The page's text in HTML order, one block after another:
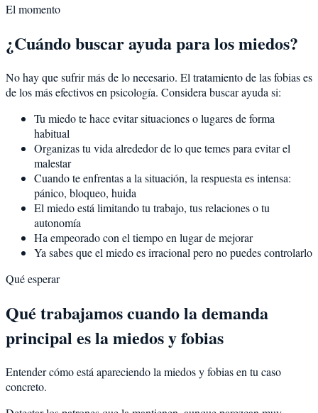
El momento
¿Cuándo buscar ayuda para los miedos?
No hay que sufrir más de lo necesario. El tratamiento de las fobias es
de los más efectivos en psicología. Considera buscar ayuda si:
Tu miedo te hace evitar situaciones o lugares de forma
habitual
Organizas tu vida alrededor de lo que temes para evitar el
malestar
Cuando te enfrentas a la situación, la respuesta es intensa:
pánico, bloqueo, huida
El miedo está limitando tu trabajo, tus relaciones o tu
autonomía
Ha empeorado con el tiempo en lugar de mejorar
Ya sabes que el miedo es irracional pero no puedes controlarlo
Qué esperar
Qué trabajamos cuando la demanda
principal es la miedos y fobias
Entender cómo está apareciendo la miedos y fobias en tu caso
concreto.